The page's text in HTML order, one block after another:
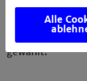
VS die
gewählt.
Alle